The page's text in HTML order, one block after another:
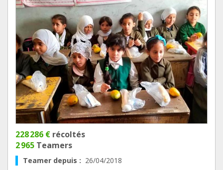
228 286 € récoltés
2 965 Teamers
Teamer depuis : 26/04/2018